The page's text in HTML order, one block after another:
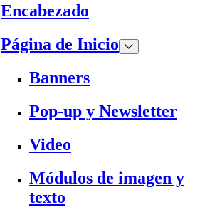
Encabezado
Página de Inicio
Banners
Pop-up y Newsletter
Video
Módulos de imagen y
texto